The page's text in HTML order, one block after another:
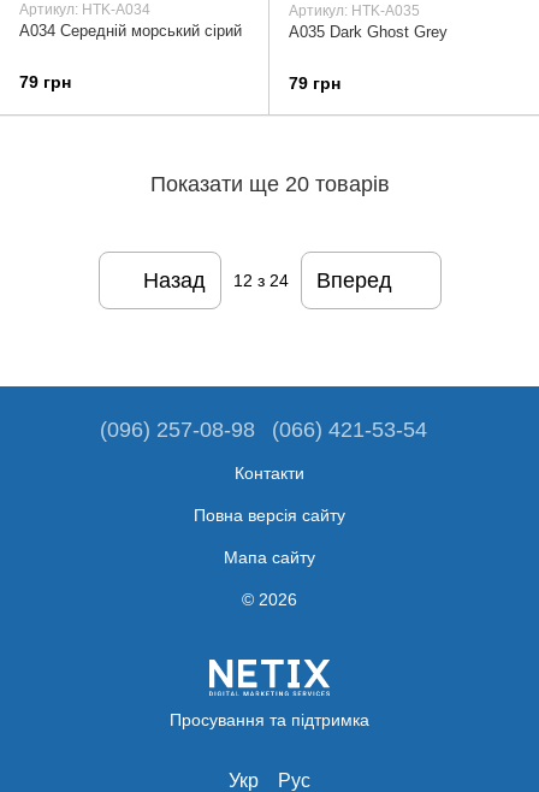
Артикул: HTK-A034
A034 Середній морський сірий
79 грн
Артикул: HTK-A035
A035 Dark Ghost Grey
79 грн
Показати ще 20 товарів
Назад 12 з 24 Вперед
(096) 257-08-98 (066) 421-53-54
Контакти
Повна версія сайту
Мапа сайту
© 2026
Просування та підтримка
Укр Рус